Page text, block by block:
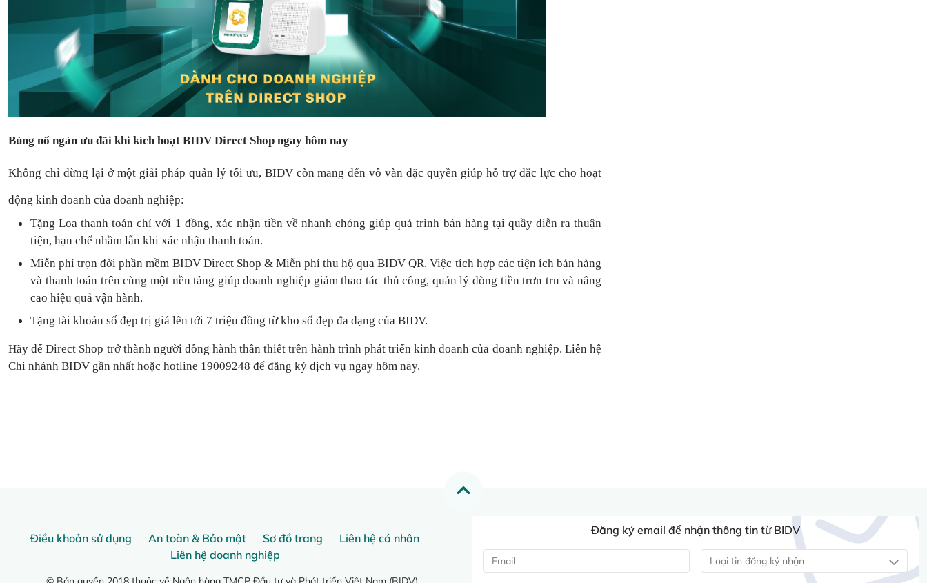
Bùng nổ ngàn ưu đãi khi kích hoạt BIDV Direct Shop ngay hôm nay
Không chỉ dừng lại ở một giải pháp quản lý tối ưu, BIDV còn mang đến vô vàn đặc quyền giúp hỗ trợ đắc lực cho hoạt
động kinh doanh của doanh nghiệp:
Tặng Loa thanh toánchỉ với 1 đồng,xác nhận tiền về nhanh chóng giúp quá trình bán hàng tại quầy diễn ra thuận
tiện, hạn chế nhầm lẫn khi xác nhận thanh toán.
Miễn phí trọn đờiphần mềm BIDV Direct Shop & Miễn phí thu hộ qua BIDV QR.Việc tích hợp các tiện ích bán hàng
và thanh toán trên cùng một nền tảng giúp doanh nghiệp giảm thao tác thủ công, quản lý dòng tiền trơn tru và nâng
cao hiệu quả vận hành.
Tặng tài khoản số đẹp trị giá lên tới 7 triệu đồng từ kho số đẹp đa dạng của BIDV.
Hãy để Direct Shop trở thành người đồng hành thân thiết trên hành trình phát triển kinh doanh của doanh nghiệp. Liên hệ
Chi nhánh BIDV gần nhất hoặc hotline 19009248 để đăng ký dịch vụ ngay hôm nay.
Điều khoản sử dụng An toàn & Bảo mật Sơ đồ trang
Liên hệ cá nhân
Liên hệ doanh nghiệp
Đăng ký email để nhận thông tin từ BIDV
Loại tin đăng ký nhận